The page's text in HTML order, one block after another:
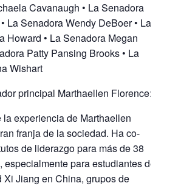
Cavanaugh • La Senadora
La Senadora Wendy DeBoer • La
Howard • La Senadora Megan
Patty Pansing Brooks • La
Wishart
principal Marthaellen Florence:
la experiencia de Marthaellen
franja de la sociedad. Ha co-
de liderazgo para más de 38
para estudiantes de
Xi Jiang en China, grupos de